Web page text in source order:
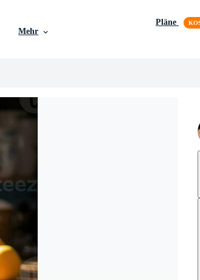
Mehr
Pläne